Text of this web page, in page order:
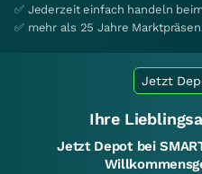
✅ Jederzeit einfach handeln
✅ mehr als 25 Jahre
Jetzt
Ihre
Jetzt Depot bei